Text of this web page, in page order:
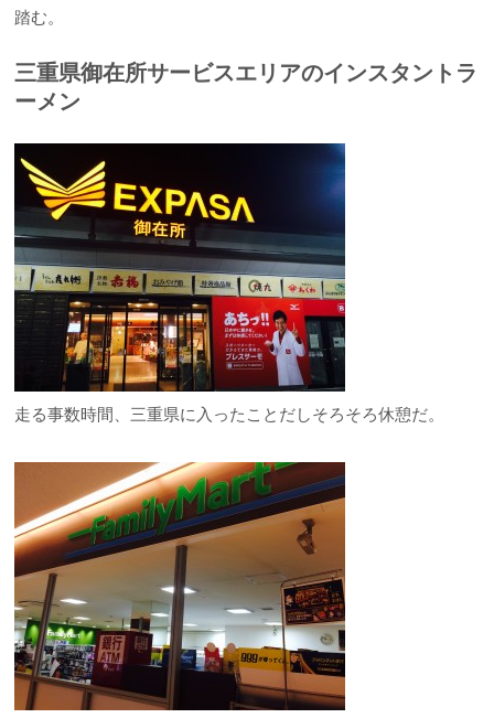
踏む。
三重県御在所サービスエリアのインスタントラ
ーメン
走る事数時間、三重県に入ったことだしそろそろ休憩だ。